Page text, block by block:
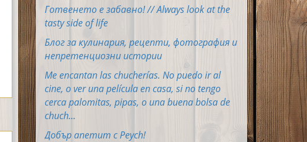
Готвенето е забавно! // Always look at the
tasty side of life
Блог за кулинария, рецепти, фотография и
непретенциозни истории
Me encantan las chucherías. No puedo ir al
cine, o ver una película en casa, si no tengo
cerca palomitas, pipas, o una buena bolsa de
chuch...
Добър апетит с Peych!